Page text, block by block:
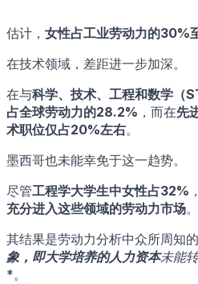
估计， 女性占工业劳动力的30%
在技术领域，差距进一步加深。
在与科学、技术、工程和数学（
占全球劳动力的28.2% ，而在先
术职位仅占20%左右。
墨西哥也未能幸免于这一趋势。
尽管工程学大学生中女性占32%
充分进入这些领域的劳动力市场。
其结果是劳动力分析中众所周知
象，即大学培养的人力资本未能
*。